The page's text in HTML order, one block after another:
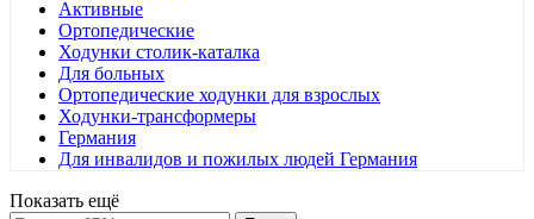
Активные
Ортопедические
Ходунки столик-каталка
Для больных
Ортопедические ходунки для взрослых
Ходунки-трансформеры
Германия
Для инвалидов и пожилых людей Германия
Показать ещё